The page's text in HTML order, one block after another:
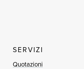
SERVIZI
Quotazioni